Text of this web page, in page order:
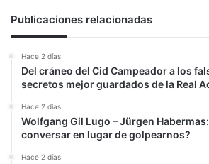
Publicaciones relacionadas
Hace 2 días
Del cráneo del Cid Campeador a los
secretos mejor guardados de la Real
Hace 2 días
Wolfgang Gil Lugo – Jürgen
conversar en lugar de golpearnos?
Hace 2 días